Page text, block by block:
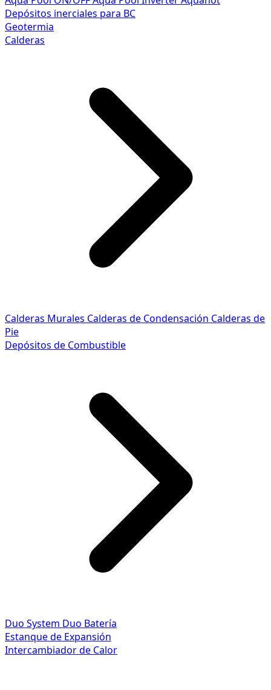
Depósitos inerciales para BC
Geotermia
Calderas
Calderas Murales Calderas de Condensación Calderas de
Pie
Depósitos de Combustible
Duo System Duo Batería
Estanque de Expansión
Intercambiador de Calor